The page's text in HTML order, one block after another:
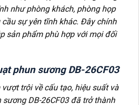
như phòng khách, phòng họp
sự yên tĩnh khác. Đây chính
sản phẩm phù hợp với mọi đối
phun sương DB-26CF03
trội về cấu tạo, hiệu suất và
DB-26CF03 đã trở thành